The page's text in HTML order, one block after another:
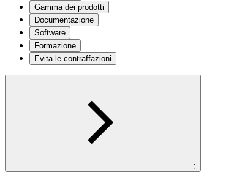
Gamma dei prodotti
Documentazione
Software
Formazione
Evita le contraffazioni
;